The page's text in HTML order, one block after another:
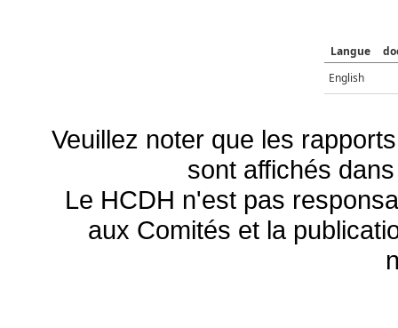
Langue
English
Veuillez noter que les
sont affichés
Le HCDH n'est pas
aux Comités et la